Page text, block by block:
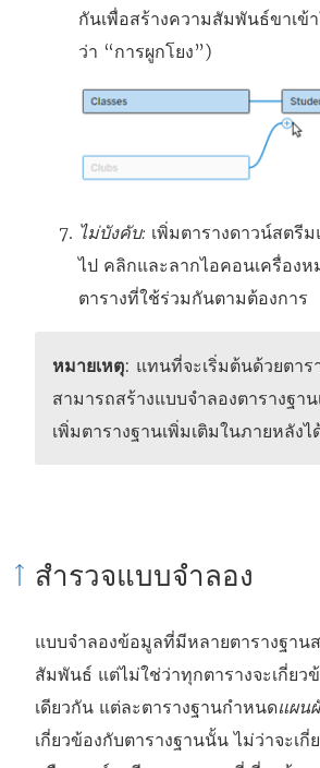
กันเพื่อสร้างความสัมพันธ์ขาเข้
ว่า “การผูกโยง”)
ไม่บังคับ: เพิ่มตารางดาวน์สตรี
ไป คลิกและลากไอคอนเครื่องห
ตารางที่ใช้ร่วมกันตามต้องการ
หมายเหตุ: แทนที่จะเริ่มต้นด้วยตา
สามารถสร้างแบบจำลองตารางฐา
เพิ่มตารางฐานเพิ่มเติมในภายหลังไ
สำรวจแบบจำลอง
แบบจำลองข้อมูลที่มีหลายตารางฐาน
สัมพันธ์ แต่ไม่ใช่ว่าทุกตารางจะเกี่ยว
เดียวกัน แต่ละตารางฐานกำหนดแผน
เกี่ยวข้องกับตารางฐานนั้น ไม่ว่าจะเกี่